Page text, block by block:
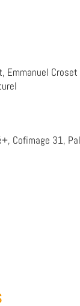
Emmanuel Croset
Cofimage 31,